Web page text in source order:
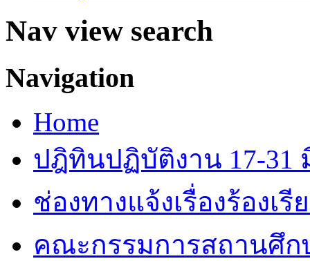
Nav view search
Navigation
Home
ปฎิทินปฏิบัติงาน 17-31
ช่องทางแจ้งเรื่องร้องเ
คณะกรรมการสถานศึก